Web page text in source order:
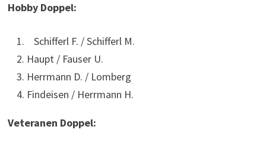
Hobby Doppel:
Schifferl F. / Schifferl M.
Haupt / Fauser U.
Herrmann D. / Lomberg
Findeisen / Herrmann H.
Veteranen Doppel: